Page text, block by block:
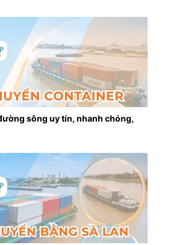
sông uy tín, nhanh chóng,